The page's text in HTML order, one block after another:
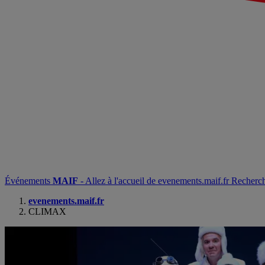
Événements MAIF - Allez à l'accueil de evenements.maif.fr
evenements.maif.fr
CLIMAX